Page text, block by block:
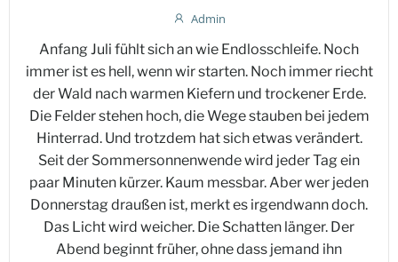
Admin
Anfang Juli fühlt sich an wie Endlosschleife. Noch
immer ist es hell, wenn wir starten. Noch immer riecht
der Wald nach warmen Kiefern und trockener Erde.
Die Felder stehen hoch, die Wege stauben bei jedem
Hinterrad. Und trotzdem hat sich etwas verändert.
Seit der Sommersonnenwende wird jeder Tag ein
paar Minuten kürzer. Kaum messbar. Aber wer jeden
Donnerstag draußen ist, merkt es irgendwann doch.
Das Licht wird weicher. Die Schatten länger. Der
Abend beginnt früher, ohne dass jemand ihn